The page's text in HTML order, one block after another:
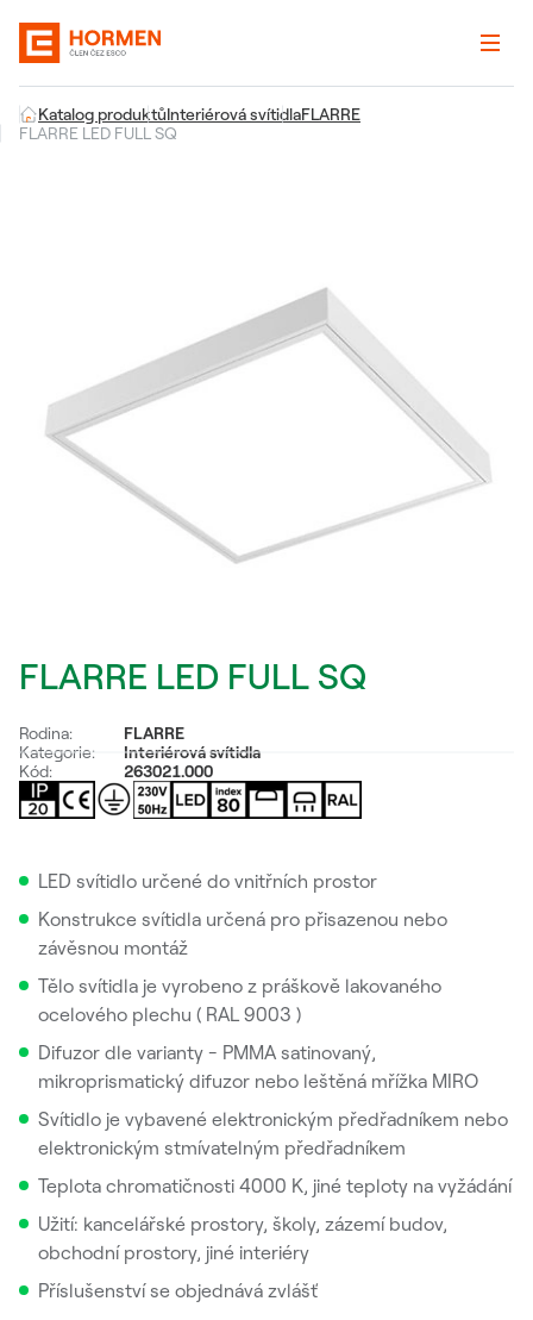
Katalog produktůInteriérová svítidlaFLARRE
FLARRE LED FULL SQ
FLARRE LED FULL SQ
Rodina:
FLARRE
Kategorie:
Interiérová svítidla
Kód:
263021.000
LED svítidlo určené do vnitřních prostor
Konstrukce svítidla určená pro přisazenou nebo
závěsnou montáž
Tělo svítidla je vyrobeno z práškově lakovaného
ocelového plechu ( RAL 9003 )
Difuzor dle varianty - PMMA satinovaný,
mikroprismatický difuzor nebo leštěná mřížka MIRO
Svítidlo je vybavené elektronickým předřadníkem nebo
elektronickým stmívatelným předřadníkem
Teplota chromatičnosti 4000 K, jiné teploty na vyžádání
Užití: kancelářské prostory, školy, zázemí budov,
obchodní prostory, jiné interiéry
Příslušenství se objednává zvlášť